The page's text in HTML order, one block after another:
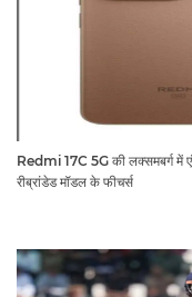
Redmi 17C 5G की लक्समबर्ग में
रीब्रांडेड मॉडल के फीचर्स